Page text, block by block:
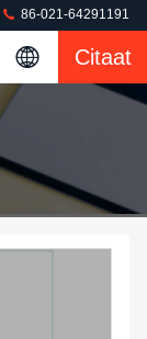
86-021-64291191
Citaat